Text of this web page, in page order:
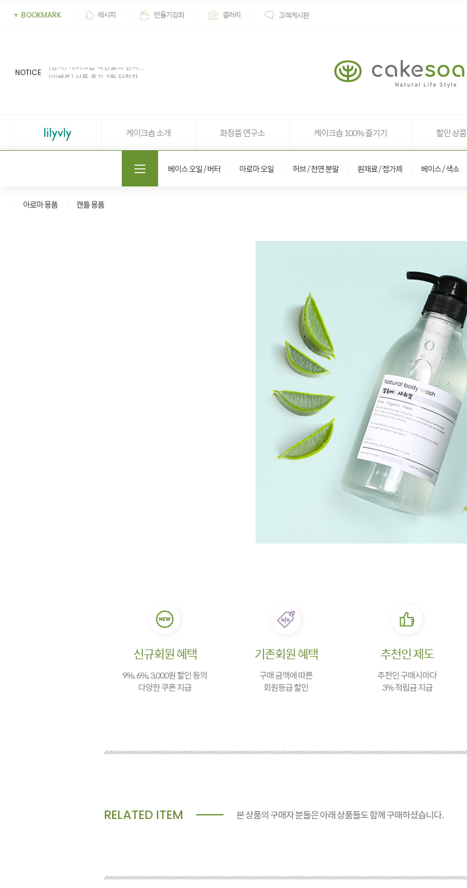
+ BOOKMARK 레시피 만들기강좌 갤러리 고객게시판
NOTICE
[이벤트] 상품 후기 7월 당첨자...
케이크솝 소개 화장품 연구소 케이크솝 100% 즐기기 할인 상품
베이스 오일 / 버터 아로마 오일 허브 / 천연 분말 원재료 / 첨가제 베이스 / 색소
아로마 용품 캔들 용품
신규회원 혜택
9%, 6%, 3,000원 할인 등의
다양한 쿠폰 지급
기존회원 혜택
구매 금액에 따른
회원등급 할인
추천인 제도
추천인 구매시마다
3% 적립금 지급
RELATED ITEM 본 상품의 구매자 분들은 아래 상품들도 함께 구매하셨습니다.